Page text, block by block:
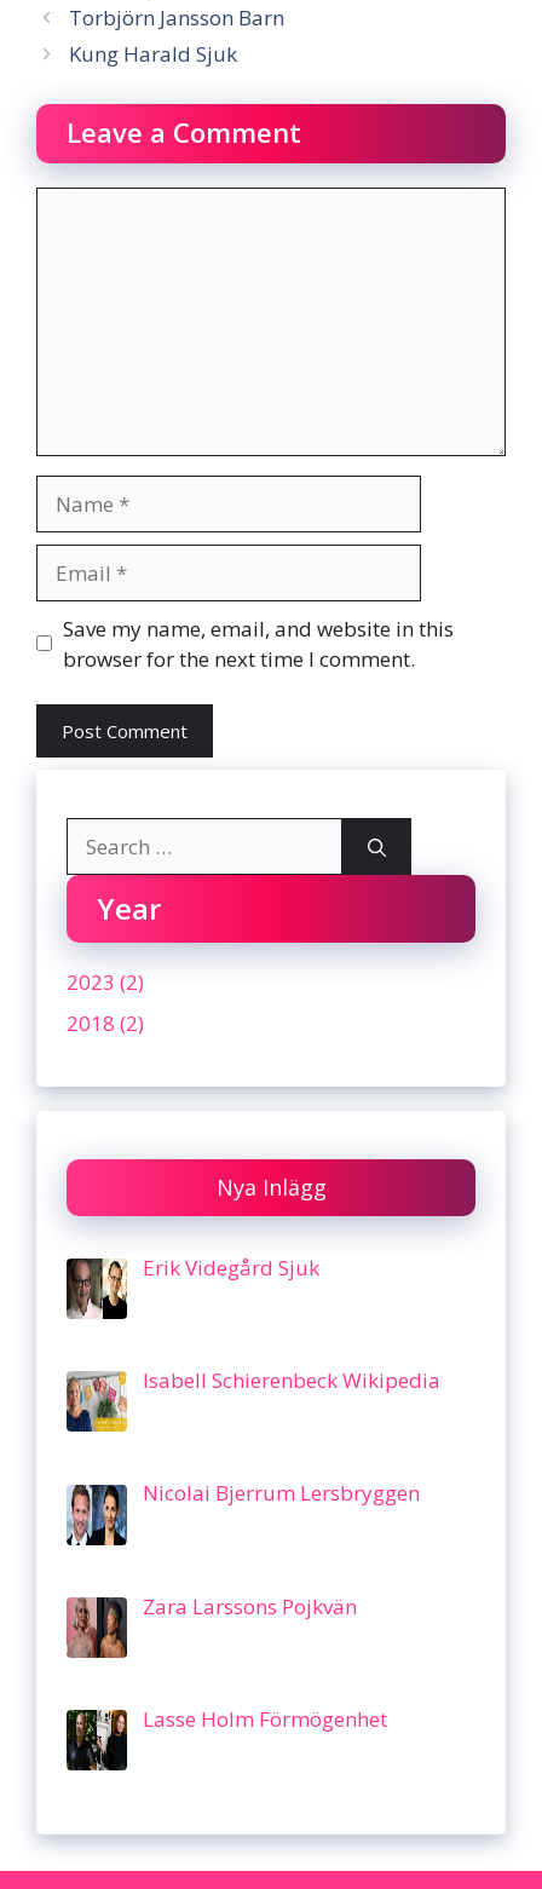
Torbjörn Jansson Barn
Kung Harald Sjuk
Leave a Comment
Website
Save my name, email, and website in this
browser for the next time I comment.
for:
Year
2023 (2)
2018 (2)
Nya Inlägg
Erik Videgård Sjuk
Isabell Schierenbeck Wikipedia
Nicolai Bjerrum Lersbryggen
Zara Larssons Pojkvän
Lasse Holm Förmögenhet